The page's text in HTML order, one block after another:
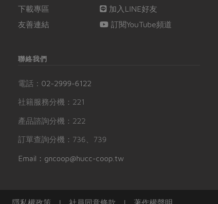
下載專區
友善連結
加入LINE好友
訂閱YouTube頻道
聯絡我們
電話： 02-2999-6122
社籍服務分機：221
產品諮詢分機：222
訂單查詢分機：736、739
Email：gncoop@hucc-coop.tw